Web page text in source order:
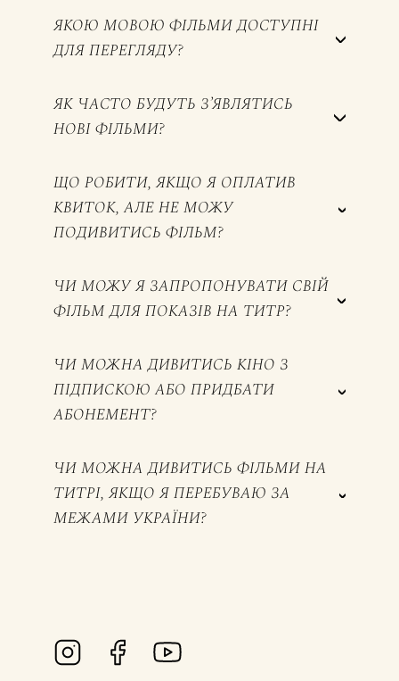
ЯКОЮ МОВОЮ ФІЛЬМИ ДОСТУПНІ
ДЛЯ ПЕРЕГЛЯДУ?
ЯК ЧАСТО БУДУТЬ З’ЯВЛЯТИСЬ
НОВІ ФІЛЬМИ?
ЩО РОБИТИ, ЯКЩО Я ОПЛАТИВ
КВИТОК, АЛЕ НЕ МОЖУ
ПОДИВИТИСЬ ФІЛЬМ?
ЧИ МОЖУ Я ЗАПРОПОНУВАТИ СВІЙ
ФІЛЬМ ДЛЯ ПОКАЗІВ НА ТИТР?
ЧИ МОЖНА ДИВИТИСЬ КІНО З
ПІДПИСКОЮ АБО ПРИДБАТИ
АБОНЕМЕНТ?
ЧИ МОЖНА ДИВИТИСЬ ФІЛЬМИ НА
ТИТРІ, ЯКЩО Я ПЕРЕБУВАЮ ЗА
МЕЖАМИ УКРАЇНИ?